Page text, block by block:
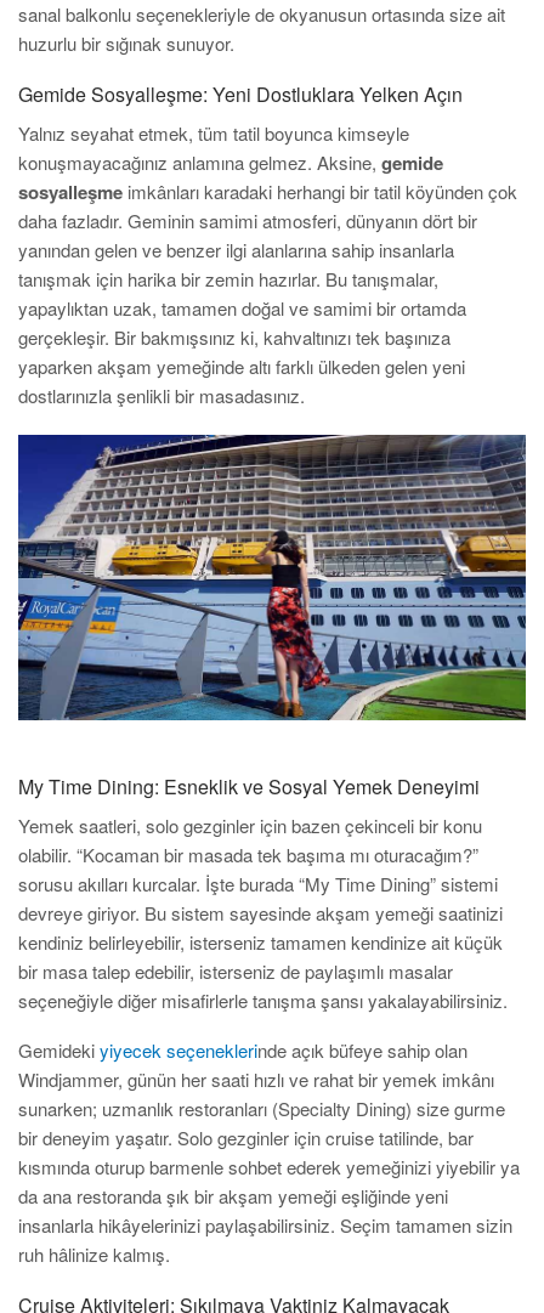
sanal balkonlu seçenekleriyle de okyanusun ortasında size ait
huzurlu bir sığınak sunuyor.
Gemide Sosyalleşme: Yeni Dostluklara Yelken Açın
Yalnız seyahat etmek, tüm tatil boyunca kimseyle
konuşmayacağınız anlamına gelmez. Aksine, gemide
sosyalleşme imkânları karadaki herhangi bir tatil köyünden çok
daha fazladır. Geminin samimi atmosferi, dünyanın dört bir
yanından gelen ve benzer ilgi alanlarına sahip insanlarla
tanışmak için harika bir zemin hazırlar. Bu tanışmalar,
yapaylıktan uzak, tamamen doğal ve samimi bir ortamda
gerçekleşir. Bir bakmışsınız ki, kahvaltınızı tek başınıza
yaparken akşam yemeğinde altı farklı ülkeden gelen yeni
dostlarınızla şenlikli bir masadasınız.
My Time Dining: Esneklik ve Sosyal Yemek Deneyimi
Yemek saatleri, solo gezginler için bazen çekinceli bir konu
olabilir. “Kocaman bir masada tek başıma mı oturacağım?”
sorusu akılları kurcalar. İşte burada “My Time Dining” sistemi
devreye giriyor. Bu sistem sayesinde akşam yemeği saatinizi
kendiniz belirleyebilir, isterseniz tamamen kendinize ait küçük
bir masa talep edebilir, isterseniz de paylaşımlı masalar
seçeneğiyle diğer misafirlerle tanışma şansı yakalayabilirsiniz.
Gemidekiyiyecek seçeneklerinde açık büfeye sahip olan
Windjammer, günün her saati hızlı ve rahat bir yemek imkânı
sunarken; uzmanlık restoranları (Specialty Dining) size gurme
bir deneyim yaşatır. Solo gezginler için cruise tatilinde, bar
kısmında oturup barmenle sohbet ederek yemeğinizi yiyebilir ya
da ana restoranda şık bir akşam yemeği eşliğinde yeni
insanlarla hikâyelerinizi paylaşabilirsiniz. Seçim tamamen sizin
ruh hâlinize kalmış.
Cruise Aktiviteleri: Sıkılmaya Vaktiniz Kalmayacak